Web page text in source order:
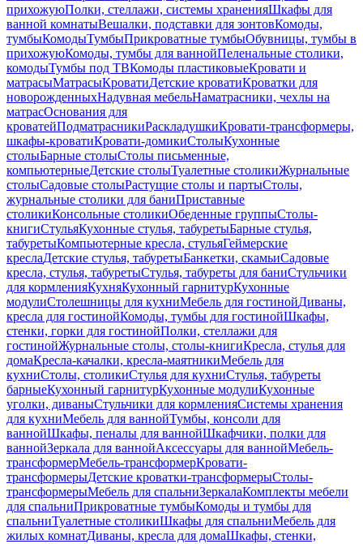
прихожуюПолки, стеллажи, системы храненияШкафы для
ванной комнатыВешалки, подставки для зонтовКомоды,
тумбыКомодыТумбыПрикроватные тумбыОбувницы, тумбы в
прихожуюКомоды, тумбы для ваннойПеленальные столики,
комодыТумбы под ТВКомоды пластиковыеКровати и
матрасыМатрасыКроватиДетские кроватиКроватки для
новорожденныхНадувная мебельНаматрасники, чехлы на
матрасОснования для
кроватейПодматрасникиРаскладушкиКровати-трансформеры,
шкафы-кроватиКровати-домикиСтолыКухонные
столыБарные столыСтолы письменные,
компьютерныеДетские столыТуалетные столикиЖурнальные
столыСадовые столыРастущие столы и партыСтолы,
журнальные столики для баниПриставные
столикиКонсольные столикиОбеденные группыСтолы-
книгиСтульяКухонные стулья, табуретыБарные стулья,
табуретыКомпьютерные кресла, стульяГеймерские
креслаДетские стулья, табуретыБанкетки, скамьиСадовые
кресла, стулья, табуретыСтулья, табуреты для баниСтульчики
для кормленияКухняКухонный гарнитурКухонные
модулиСтолешницы для кухниМебель для гостинойДиваны,
кресла для гостинойКомоды, тумбы для гостинойШкафы,
стенки, горки для гостинойПолки, стеллажи для
гостинойЖурнальные столы, столы-книгиКресла, стулья для
домаКресла-качалки, кресла-маятникиМебель для
кухниСтолы, столикиСтулья для кухниСтулья, табуреты
барныеКухонный гарнитурКухонные модулиКухонные
уголки, диваныСтульчики для кормленияСистемы хранения
для кухниМебель для ваннойТумбы, консоли для
ваннойШкафы, пеналы для ваннойШкафчики, полки для
ваннойЗеркала для ваннойАксессуары для ваннойМебель-
трансформерМебель-трансформерКровати-
трансформерыДетские кроватки-трансформерыСтолы-
трансформерыМебель для спальниЗеркалаКомплекты мебели
для спальниПрикроватные тумбыКомоды и тумбы для
спальниТуалетные столикиШкафы для спальниМебель для
жилых комнатДиваны, кресла для домаШкафы, стенки,